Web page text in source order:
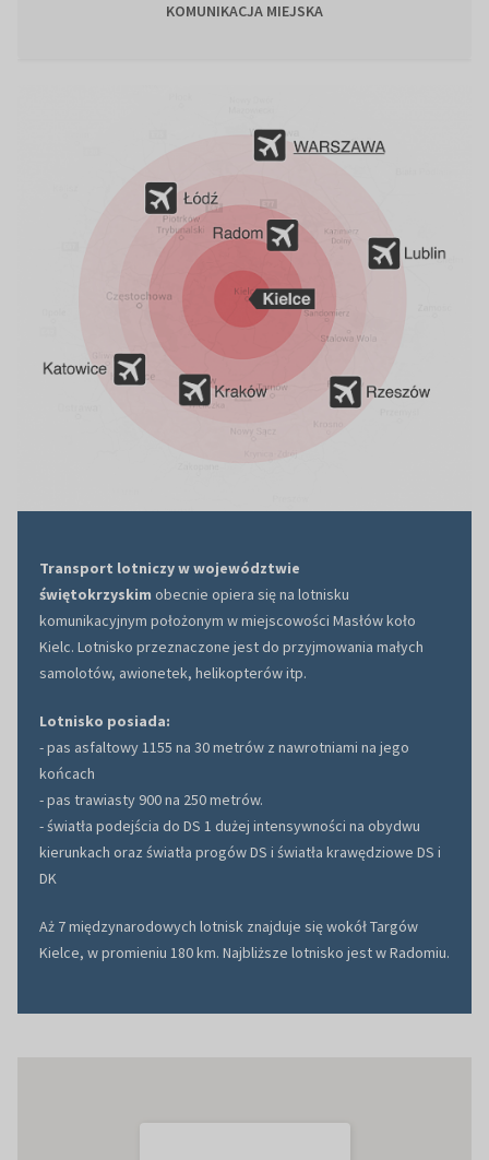
KOMUNIKACJA MIEJSKA
Transport lotniczy w województwie
świętokrzyskim obecnie opiera się na lotnisku
komunikacyjnym położonym w miejscowości Masłów koło
Kielc. Lotnisko przeznaczone jest do przyjmowania małych
samolotów, awionetek, helikopterów itp.
Lotnisko posiada:
- pas asfaltowy 1155 na 30 metrów z nawrotniami na jego
końcach
- pas trawiasty 900 na 250 metrów.
- światła podejścia do DS 1 dużej intensywności na obydwu
kierunkach oraz światła progów DS i światła krawędziowe DS i
DK
Aż 7 międzynarodowych lotnisk znajduje się wokół Targów
Kielce, w promieniu 180 km. Najbliższe lotnisko jest w Radomiu.